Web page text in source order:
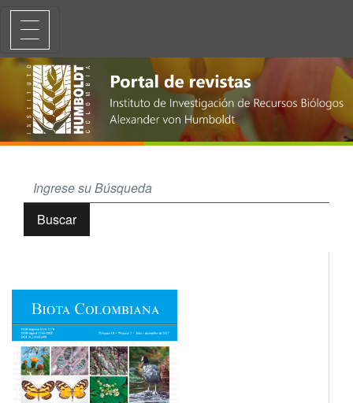
Aplicación del protocolo CERA-S para determinar la calidad
Buscar